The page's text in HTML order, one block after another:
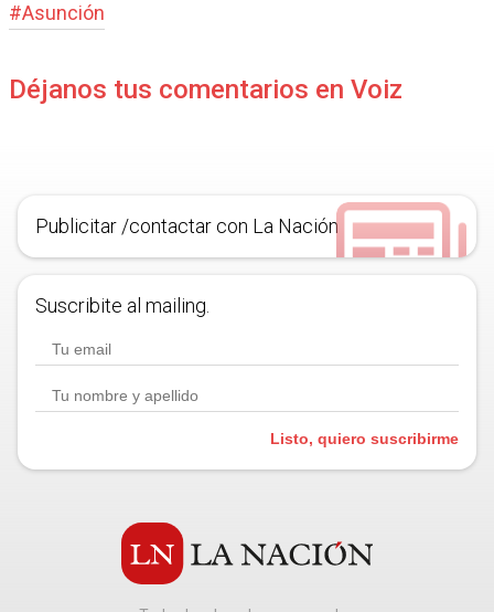
#Asunción
Déjanos tus comentarios en Voiz
Publicitar /contactar con La Nación
Suscribite al mailing.
Listo, quiero suscribirme